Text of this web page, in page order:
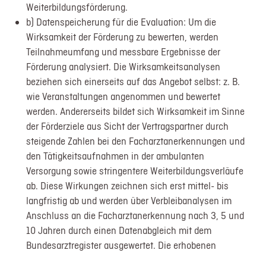
Weiterbildungsförderung.
b) Datenspeicherung für die Evaluation: Um die
Wirksamkeit der Förderung zu bewerten, werden
Teilnahmeumfang und messbare Ergebnisse der
Förderung analysiert. Die Wirksamkeitsanalysen
beziehen sich einerseits auf das Angebot selbst: z. B.
wie Veranstaltungen angenommen und bewertet
werden. Andererseits bildet sich Wirksamkeit im Sinne
der Förderziele aus Sicht der Vertragspartner durch
steigende Zahlen bei den Facharztanerkennungen und
den Tätigkeitsaufnahmen in der ambulanten
Versorgung sowie stringentere Weiterbildungsverläufe
ab. Diese Wirkungen zeichnen sich erst mittel- bis
langfristig ab und werden über Verbleibanalysen im
Anschluss an die Facharztanerkennung nach 3, 5 und
10 Jahren durch einen Datenabgleich mit dem
Bundesarztregister ausgewertet. Die erhobenen